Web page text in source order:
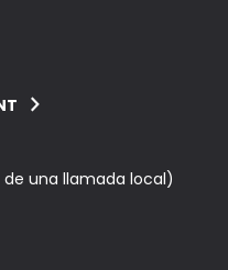
una llamada local)